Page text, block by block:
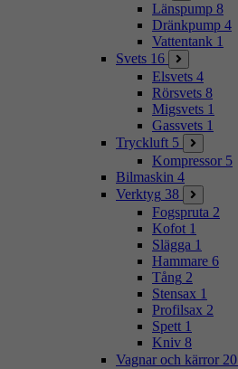
Länspump 8
Dränkpump 4
Vattentank 1
Svets 16
Elsvets 4
Rörsvets 8
Migsvets 1
Gassvets 1
Tryckluft 5
Kompressor 5
Bilmaskin 4
Verktyg 38
Fogspruta 2
Kofot 1
Slägga 1
Hammare 6
Tång 2
Stensax 1
Profilsax 2
Spett 1
Kniv 8
Vagnar och kärror 20